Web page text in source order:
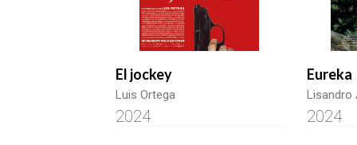
El jockey
Luis Ortega
2024
Eureka
Lisandro
2024